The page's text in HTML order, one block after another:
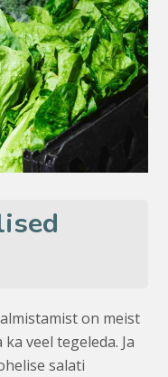
on meist
veel tegeleda. Ja
salati